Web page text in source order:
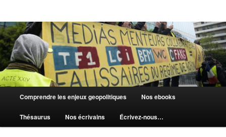
Comprendre les enjeux geopolitiques Nos ebooks
Thésaurus Nos écrivains Écrivez-nous…